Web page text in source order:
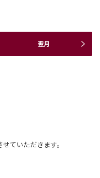
翌月
ていただきます。